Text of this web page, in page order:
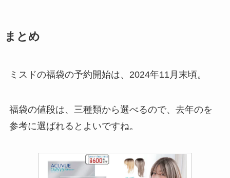
まとめ
ミスドの福袋の予約開始は、2024年11月末頃。
福袋の値段は、三種類から選べるので、去年のを
参考に選ばれるとよいですね。